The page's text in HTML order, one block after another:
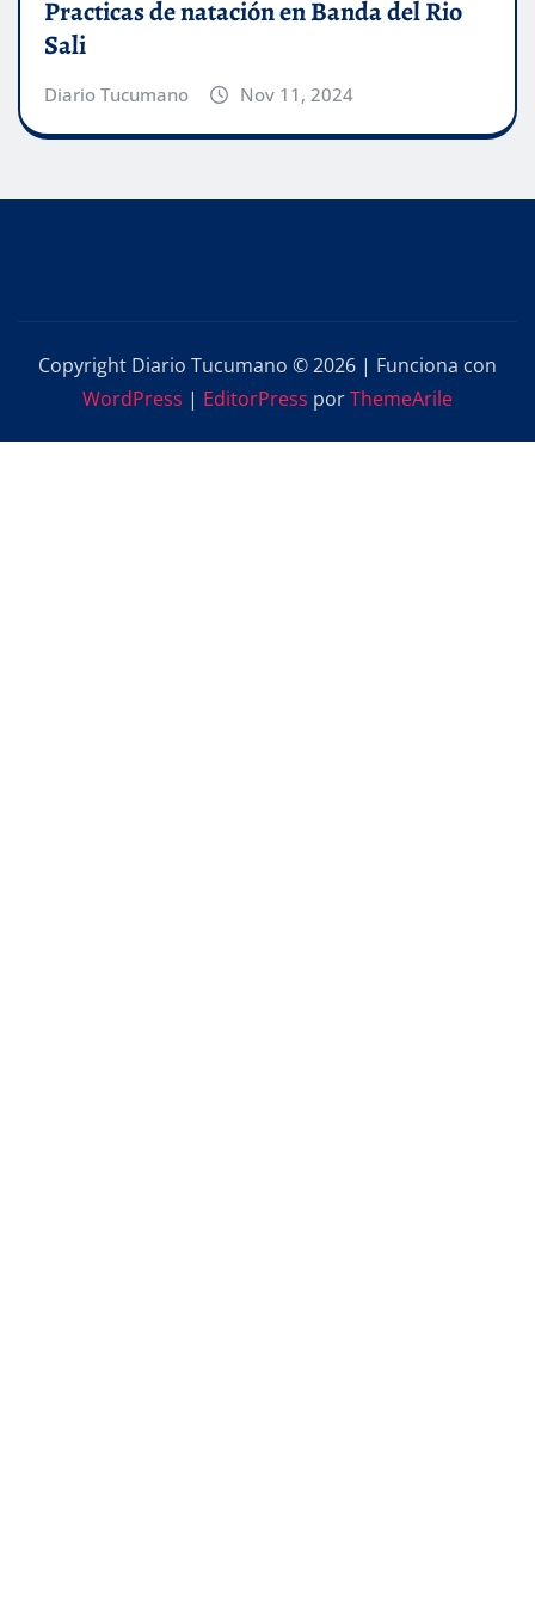
Practicas de natación en Banda del Rio
Sali
Diario Tucumano Nov 11, 2024
Copyright Diario Tucumano © 2026 | Funciona con
WordPress | EditorPress porThemeArile